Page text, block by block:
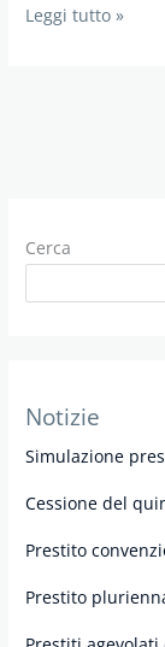
Cerca
Notizie
Simulazione
Cessione del
Prestito
Prestito
Simulazione
Leggi tutto »